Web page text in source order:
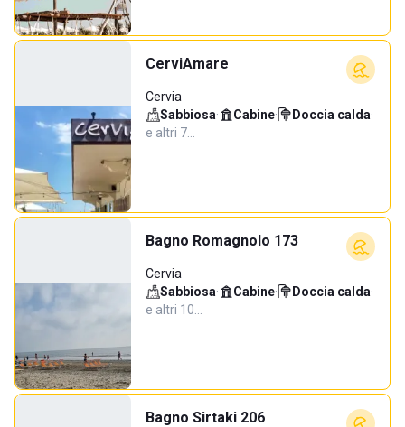
CerviAmare
Cervia
Sabbiosa· Cabine· Doccia calda·
e altri 7…
Bagno Romagnolo 173
Cervia
Sabbiosa· Cabine· Doccia calda·
e altri 10…
Bagno Sirtaki 206